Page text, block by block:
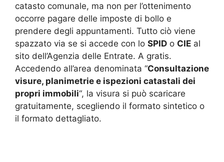
catasto comunale, ma non per l’ottenimento
occorre pagare delle imposte di bollo e
prendere degli appuntamenti. Tutto ciò viene
spazzato via se si accede con lo SPID o CIE al
sito dell’Agenzia delle Entrate. A gratis.
Accedendo all’area denominata “Consultazione
visure, planimetrie e ispezioni catastali dei
propri immobili“, la visura si può scaricare
gratuitamente, scegliendo il formato sintetico o
il formato dettagliato.